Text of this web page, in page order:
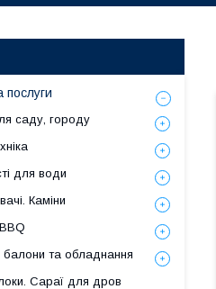
послуги
саду, городу
для води
Каміни
балони та обладнання
Сараї для дров